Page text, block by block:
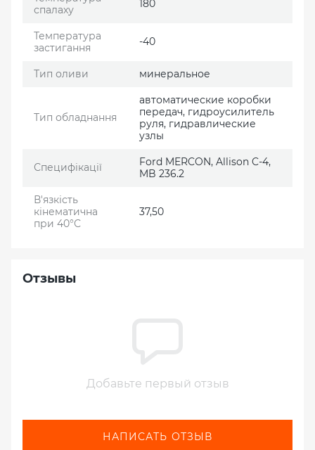
спалаху
180
Температура
застигання
-40
Тип оливи минеральное
Тип обладнання
автоматические коробки
передач, гидроусилитель
руля, гидравлические
узлы
Специфікації
Ford MERCON, Allison C-4,
MB 236.2
В'язкість
кінематична
при 40°С
37,50
Отзывы
Добавьте первый отзыв
НАПИСАТЬ ОТЗЫВ